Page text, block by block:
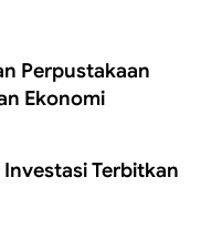
Perpustakaan
Ekonomi
Investasi Terbitkan